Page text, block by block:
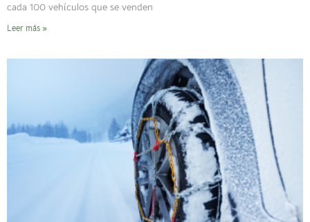
cada 100 vehículos que se venden
Leer más »